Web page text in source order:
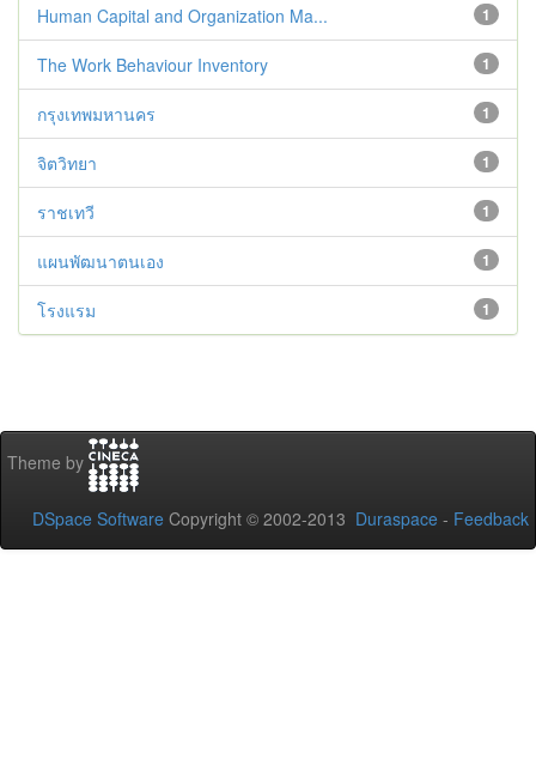
1
Human Capital and Organization Ma...
1
The Work Behaviour Inventory
1
กรุงเทพมหานคร
1
จิตวิทยา
1
ราชเทวี
1
แผนพัฒนาตนเอง
1
โรงแรม
Theme by
DSpace Software Copyright © 2002-2013 Duraspace - Feedback